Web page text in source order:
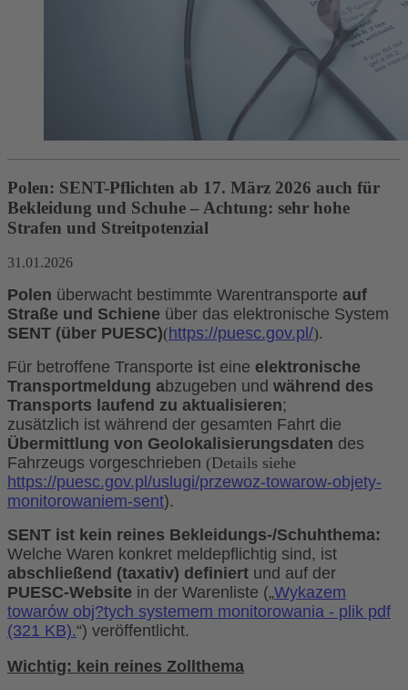
Polen: SENT-Pflichten ab 17. März 2026 auch für
Bekleidung und Schuhe – Achtung: sehr hohe
Strafen und Streitpotenzial
31.01.2026
Polen überwacht bestimmte Warentransporte auf
Straße und Schiene über das elektronische System
SENT (über PUESC)(https://puesc.gov.pl/).
Für betroffene Transporte ist eine elektronische
Transportmeldung abzugeben und während des
Transports laufend zu aktualisieren;
zusätzlich ist während der gesamten Fahrt die
Übermittlung von Geolokalisierungsdaten des
Fahrzeugs vorgeschrieben (Details siehe
https://puesc.gov.pl/uslugi/przewoz-towarow-objety-
monitorowaniem-sent).
SENT ist kein reines Bekleidungs-/Schuhthema:
Welche Waren konkret meldepflichtig sind, ist
abschließend (taxativ) definiert und auf der
PUESC-Website in der Warenliste („Wykazem
towarów obj?tych systemem monitorowania - plik pdf
(321 KB).“) veröffentlicht.
Wichtig: kein reines Zollthema